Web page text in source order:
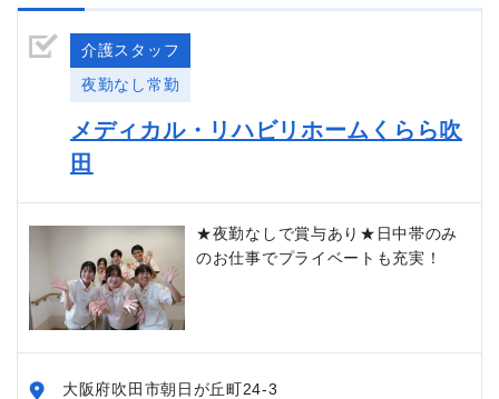
介護スタッフ
夜勤なし常勤
メディカル・リハビリホームくらら吹
田
★夜勤なしで賞与あり★日中帯のみ
のお仕事でプライベートも充実！
大阪府吹田市朝日が丘町24-3